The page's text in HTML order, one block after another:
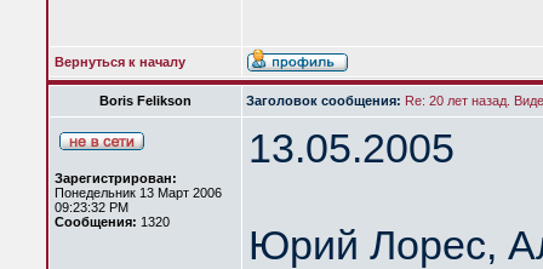
Вернуться к началу
Boris Felikson Заголовок сообщения: Re: 20 лет назад.
Зарегистрирован:
Понедельник 13 Март 2006
09:23:32 PM
Сообщения: 1320
13.05.2005
Юрий Лорес,